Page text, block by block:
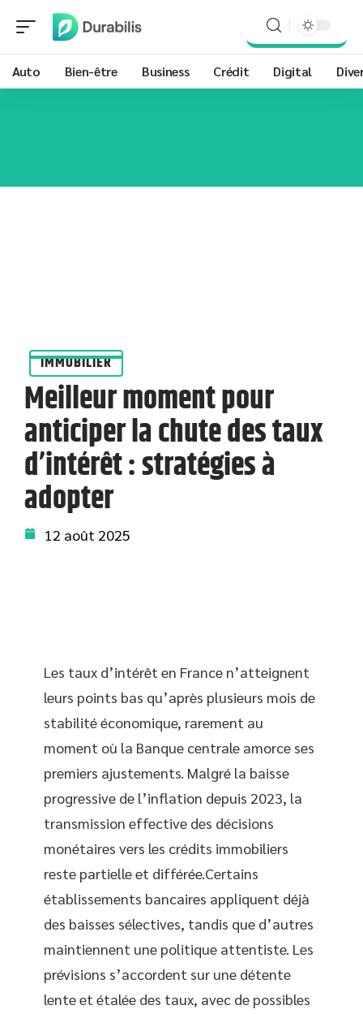
Auto Bien-être Business Crédit Digital
IMMOBILIER
Meilleur moment pour
anticiper la chute des taux
d’intérêt : stratégies à
adopter
12 août 2025
Les taux d’intérêt en France n’atteignent
leurs points bas qu’après plusieurs mois de
stabilité économique, rarement au
moment où la Banque centrale amorce ses
premiers ajustements. Malgré la baisse
progressive de l’inflation depuis 2023, la
transmission effective des décisions
monétaires vers les crédits immobiliers
reste partielle et différée.Certains
établissements bancaires appliquent déjà
des baisses sélectives, tandis que d’autres
maintiennent une politique attentiste. Les
prévisions s’accordent sur une détente
lente et étalée des taux, avec de possibles